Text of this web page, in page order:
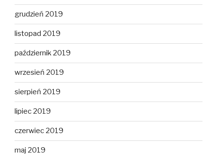
grudzień 2019
listopad 2019
październik 2019
wrzesień 2019
sierpień 2019
lipiec 2019
czerwiec 2019
maj 2019